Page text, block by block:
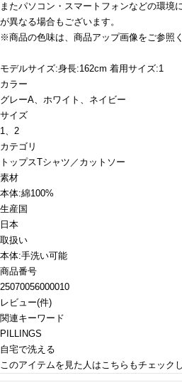
またパソコン・スマートフォンなどの環境
が異なる場合もございます。
※商品の色味は、商品アップ画像をご参照く
モデルサイズ:身長:162cm 着用サイズ:1
カラー
グレーA、ホワイト、ネイビー
サイズ
1、2
カテゴリ
トップスTシャツ／カットソー
素材
本体:綿100%
生産国
日本
取扱い
本体:手洗い可能
商品番号
25070056000010
レビュー(件)
関連キーワード
PILLINGS
自宅で洗える
このアイテムを見た人はこちらもチェック